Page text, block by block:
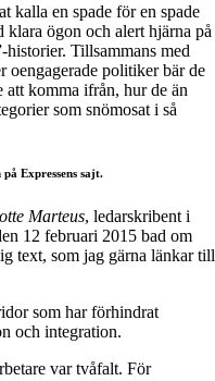
kalla en spade för en spade
klara ögon och alert hjärna på
historier. Tillsammans med
oengagerade politiker bär de
komma ifrån, hur de än
som snömosat i så
Expressens sajt.
Marteus, ledarskribent i
12 februari 2015 bad om
text, som jag gärna länkar till
som har förhindrat
och integration.
var tvåfalt. För